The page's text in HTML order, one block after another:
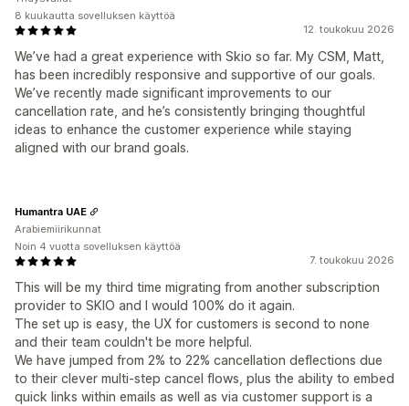
12. toukokuu 2026
We’ve had a great experience with Skio so far. My CSM, Matt,
has been incredibly responsive and supportive of our goals.
We’ve recently made significant improvements to our
cancellation rate, and he’s consistently bringing thoughtful
ideas to enhance the customer experience while staying
aligned with our brand goals.
8 kuukautta sovelluksen käyttöä
7. toukokuu 2026
This will be my third time migrating from another subscription
provider to SKIO and I would 100% do it again.
The set up is easy, the UX for customers is second to none
and their team couldn't be more helpful.
We have jumped from 2% to 22% cancellation deflections due
to their clever multi-step cancel flows, plus the ability to embed
quick links within emails as well as via customer support is a
Humantra UAE
Arabiemiirikunnat
Noin 4 vuotta sovelluksen käyttöä